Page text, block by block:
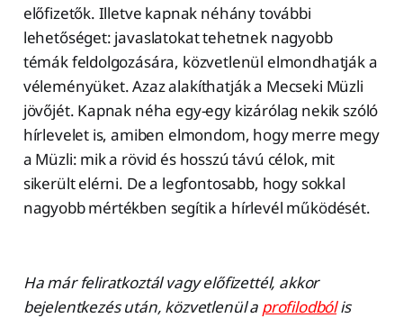
előfizetők. Illetve kapnak néhány további
lehetőséget: javaslatokat tehetnek nagyobb
témák feldolgozására, közvetlenül elmondhatják a
véleményüket. Azaz alakíthatják a Mecseki Müzli
jövőjét. Kapnak néha egy-egy kizárólag nekik szóló
hírlevelet is, amiben elmondom, hogy merre megy
a Müzli: mik a rövid és hosszú távú célok, mit
sikerült elérni. De a legfontosabb, hogy sokkal
nagyobb mértékben segítik a hírlevél működését.
Ha már feliratkoztál vagy előfizettél, akkor
bejelentkezés után, közvetlenül a profilodbólis